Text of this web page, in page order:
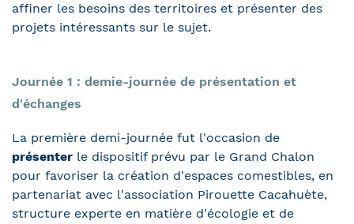
affiner les besoins des territoires et présenter des
projets intéressants sur le sujet.
Journée 1 : demie-journée de présentation et
d'échanges
La première demi-journée fut l'occasion de
présenter le dispositif prévu par le Grand Chalon
pour favoriser la création d'espaces comestibles, en
partenariat avec l'association Pirouette Cacahuète,
structure experte en matière d'écologie et de